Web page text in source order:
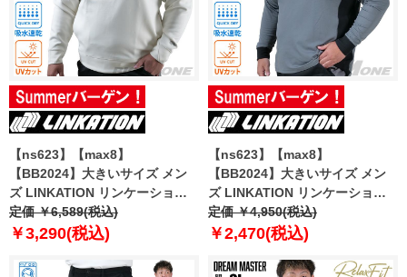
【ns623】【max8】
【BB2024】大きいサイズ メン
ズ LINKATION リンケーション
エンボス クルーネック トレーナ
ー 吸水速乾 UVカット アスレジ
sw240407
定価 ￥6,589(税込)
￥3,290(税込)
【ns623】【max8】
【BB2024】大きいサイズ メン
ズ LINKATION リンケーション
3D切り替え ロング Tシャツ 吸汗
速乾 UVカット アスレジャー ス
定価 ￥4,950(税込)
￥2,470(税込)